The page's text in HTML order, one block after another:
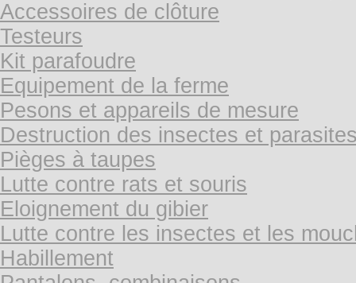
Accessoires de clôture
Testeurs
Kit parafoudre
Equipement de la ferme
Pesons et appareils de mesure
Destruction des insectes et
Pièges à taupes
Lutte contre rats et souris
Eloignement du gibier
Lutte contre les insectes et les
Habillement